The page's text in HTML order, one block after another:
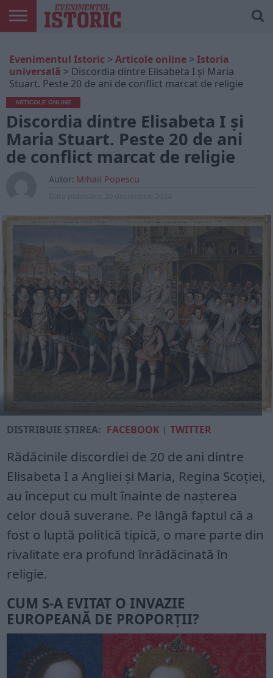
ONLINE
EDIȚII
TIPĂRITE
ISTORIC
PLAY
CONTUL
MEU
Evenimentul Istoric > Articole online > Istoria
universală > Discordia dintre Elisabeta I și Maria
Stuart. Peste 20 de ani de conflict marcat de religie
ARTICOLE ONLINE
Discordia dintre Elisabeta I și
Maria Stuart. Peste 20 de ani
de conflict marcat de religie
Autor: Mihail Popescu
DISTRIBUIE ȘTIREA: FACEBOOK |TWITTER
Rădăcinile discordiei de 20 de ani dintre
Elisabeta I a Angliei și Maria, Regina Scoției,
au început cu mult înainte de nașterea
celor două suverane. Pe lângă faptul că a
fost o luptă politică tipică, o mare parte din
rivalitate era profund înrădăcinată în
religie.
CUM S-A EVITAT O INVAZIE
EUROPEANĂ DE PROPORȚII?